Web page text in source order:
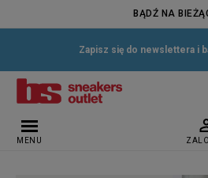
BĄDŹ NA
Zapisz się do newslettera i
MENU